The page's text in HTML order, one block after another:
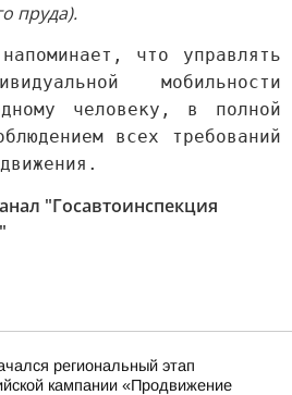
пруда).
что управлять
мобильности
человеку, в полной
всех требований
"Госавтоинспекция
региональный этап
кампании «Продвижение